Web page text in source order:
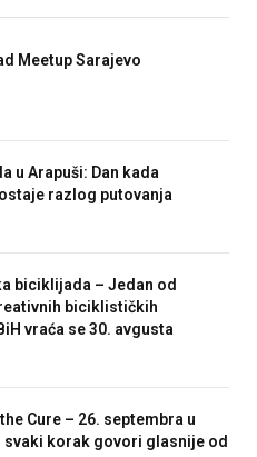
Meetup Sarajevo
u Arapuši: Dan kada
razlog putovanja
biciklijada – Jedan od
biciklističkih
vraća se 30. avgusta
Cure – 26. septembra u
svaki korak govori glasnije od